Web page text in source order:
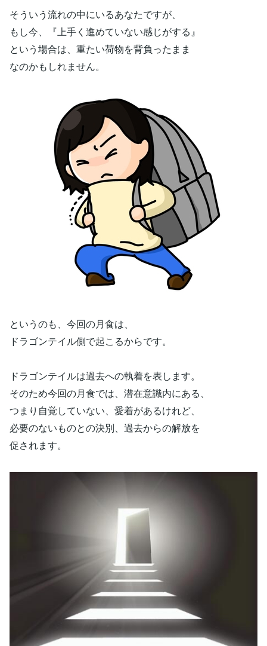
そういう流れの中にいるあなたですが、
もし今、『上手く進めていない感じがする』
という場合は、重たい荷物を背負ったまま
なのかもしれません。
というのも、今回の月食は、
ドラゴンテイル側で起こるからです。
ドラゴンテイルは過去への執着を表します。
そのため今回の月食では、潜在意識内にある、
つまり自覚していない、愛着があるけれど、
必要のないものとの決別、過去からの解放を
促されます。